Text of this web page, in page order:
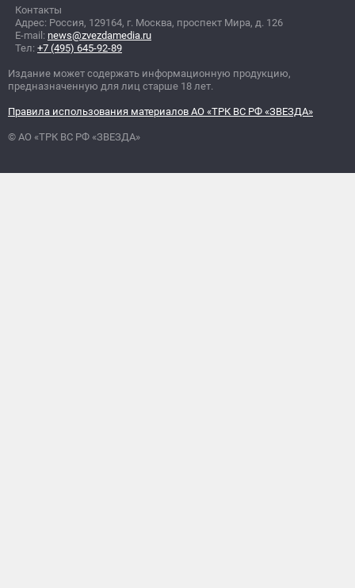
Контакты
Адрес: Россия, 129164, г. Москва, проспект Мира, д. 126
E-mail: news@zvezdamedia.ru
Тел: +7 (495) 645-92-89
Издание может содержать информационную продукцию,
предназначенную для лиц старше 18 лет.
Правила использования материалов АО «ТРК ВС РФ «ЗВЕЗДА»
© АО «ТРК ВС РФ «ЗВЕЗДА»